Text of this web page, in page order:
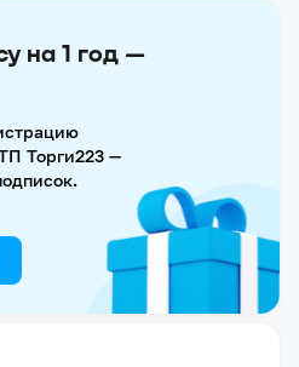
на 1 год —
Торги223 —